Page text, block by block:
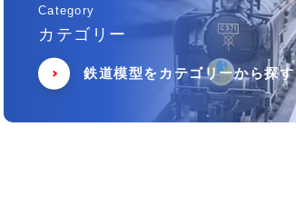
Category
カテゴリー
鉄道模型をカテゴリーから探す